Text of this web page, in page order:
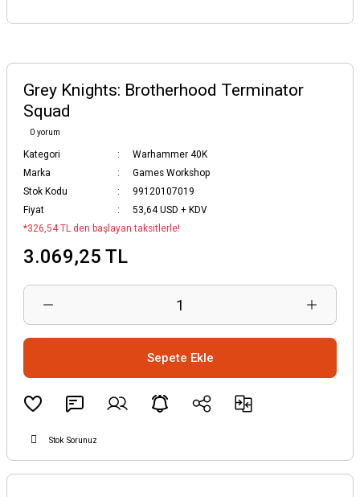
Grey Knights: Brotherhood Terminator
Squad
0 yorum
Kategori
Warhammer 40K
Marka
Games Workshop
Stok Kodu
99120107019
Fiyat
53,64 USD + KDV
*326,54 TL den başlayan taksitlerle!
3.069,25 TL
Sepete Ekle
Stok Sorunuz